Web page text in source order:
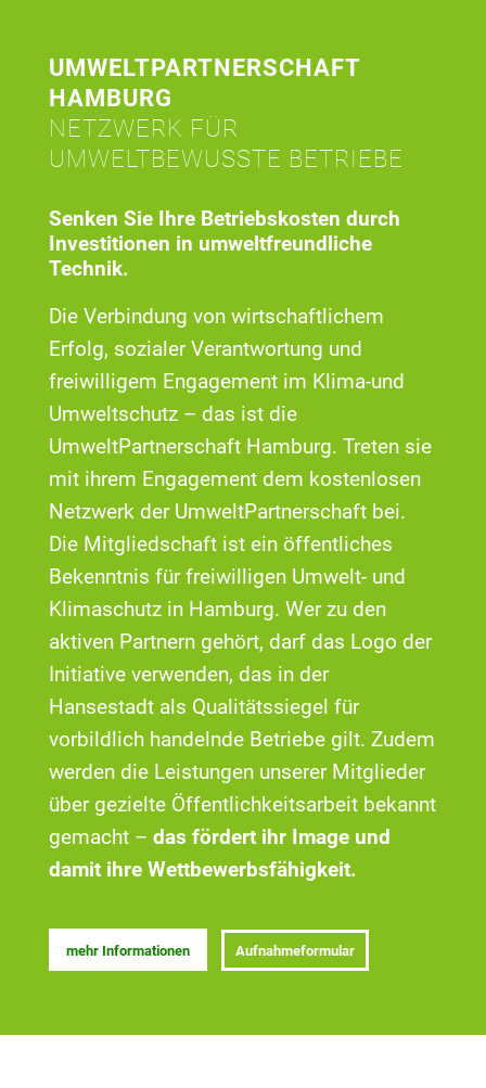
UMWELTPARTNERSCHAFT
HAMBURG
NETZWERK FÜR
UMWELTBEWUSSTE BETRIEBE
Senken Sie Ihre Betriebskosten durch
Investitionen in umweltfreundliche
Technik.
Die Verbindung von wirtschaftlichem
Erfolg, sozialer Verantwortung und
freiwilligem Engagement im Klima-und
Umweltschutz – das ist die
UmweltPartnerschaft Hamburg. Treten sie
mit ihrem Engagement dem kostenlosen
Netzwerk der UmweltPartnerschaft bei.
Die Mitgliedschaft ist ein öffentliches
Bekenntnis für freiwilligen Umwelt- und
Klimaschutz in Hamburg. Wer zu den
aktiven Partnern gehört, darf das Logo der
Initiative verwenden, das in der
Hansestadt als Qualitätssiegel für
vorbildlich handelnde Betriebe gilt. Zudem
werden die Leistungen unserer Mitglieder
über gezielte Öffentlichkeitsarbeit bekannt
gemacht –das fördert ihr Image und
damit ihre Wettbewerbsfähigkeit.
mehr Informationen Aufnahmeformular